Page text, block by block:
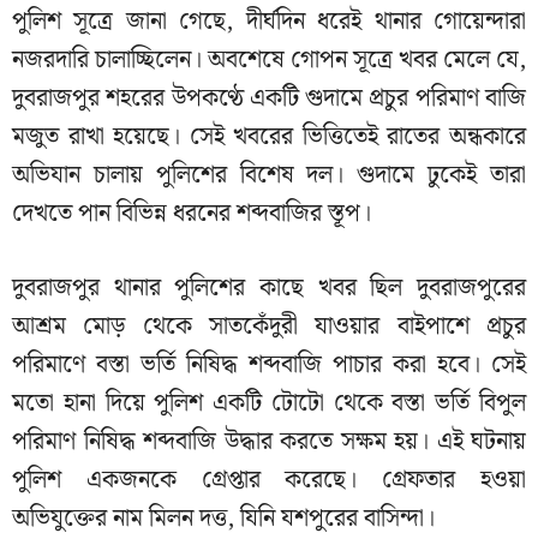
পুলিশ সূত্রে জানা গেছে, দীর্ঘদিন ধরেই থানার গোয়েন্দারা
নজরদারি চালাচ্ছিলেন। অবশেষে গোপন সূত্রে খবর মেলে যে,
দুবরাজপুর শহরের উপকণ্ঠে একটি গুদামে প্রচুর পরিমাণ বাজি
মজুত রাখা হয়েছে। সেই খবরের ভিত্তিতেই রাতের অন্ধকারে
অভিযান চালায় পুলিশের বিশেষ দল। গুদামে ঢুকেই তারা
দেখতে পান বিভিন্ন ধরনের শব্দবাজির স্তূপ।
দুবরাজপুর থানার পুলিশের কাছে খবর ছিল দুবরাজপুরের
আশ্রম মোড় থেকে সাতকেঁদুরী যাওয়ার বাইপাশে প্রচুর
পরিমাণে বস্তা ভর্তি নিষিদ্ধ শব্দবাজি পাচার করা হবে। সেই
মতো হানা দিয়ে পুলিশ একটি টোটো থেকে বস্তা ভর্তি বিপুল
পরিমাণ নিষিদ্ধ শব্দবাজি উদ্ধার করতে সক্ষম হয়। এই ঘটনায়
পুলিশ একজনকে গ্রেপ্তার করেছে। গ্রেফতার হওয়া
অভিযুক্তের নাম মিলন দত্ত, যিনি যশপুরের বাসিন্দা।